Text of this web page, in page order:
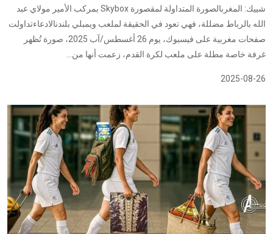
شييك: المغربالصورة المتداولة لمقصورة Skybox بمركب الأمير مولاي عبد
الله بالرباط مضللة، فهي تعود في الحقيقة لملعب ويمبلي بلندنالادعاءتداولت
صفحات مغربية على فيسبوك، يوم 26 أغسطس/آب 2025، صورة تُظهر
غرفة خاصة مطلة على ملعب لكرة القدم، زعمت أنها من...
2025-08-26